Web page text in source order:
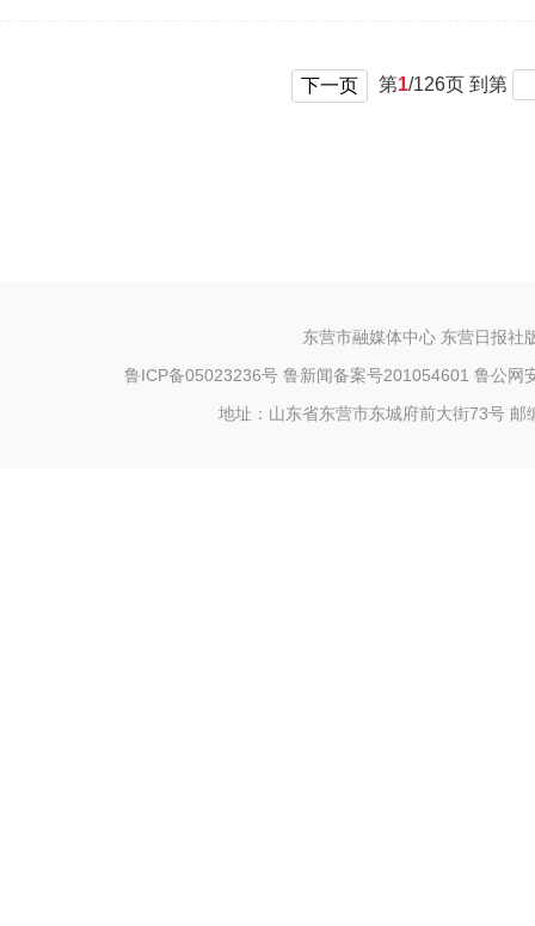
下一页 第1/126页 到第
东营市融媒体中心 东营日报社
鲁ICP备05023236号鲁新闻备案号201054601 鲁公网
地址：山东省东营市东城府前大街73号